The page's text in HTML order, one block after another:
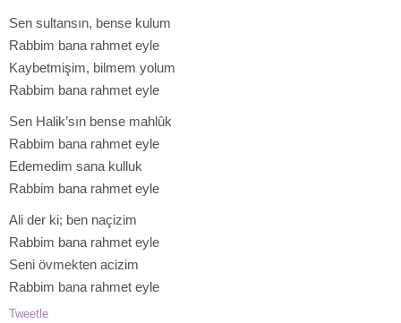
Sen sultansın, bense kulum
Rabbim bana rahmet eyle
Kaybetmişim, bilmem yolum
Rabbim bana rahmet eyle
Sen Halik’sın bense mahlûk
Rabbim bana rahmet eyle
Edemedim sana kulluk
Rabbim bana rahmet eyle
Ali der ki; ben naçizim
Rabbim bana rahmet eyle
Seni övmekten acizim
Rabbim bana rahmet eyle
Tweetle